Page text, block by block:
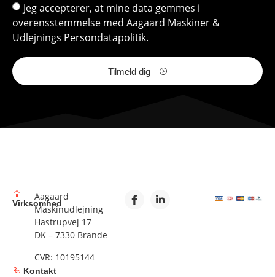
Jeg accepterer, at mine data gemmes i
overensstemmelse med Aagaard Maskiner &
Udlejnings Persondatapolitik.
Tilmeld dig
Virksomhed
Aagaard
Maskinudlejning
Hastrupvej 17
DK – 7330 Brande
CVR: 10195144
Kontakt